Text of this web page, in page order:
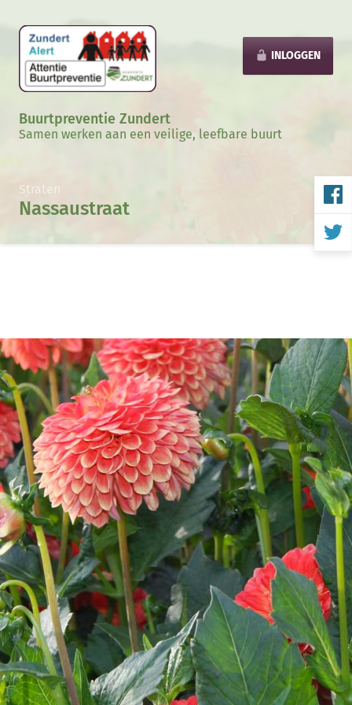
INLOGGEN
Buurtpreventie Zundert
Samen werken aan een veilige, leefbare buurt
Straten
Nassaustraat